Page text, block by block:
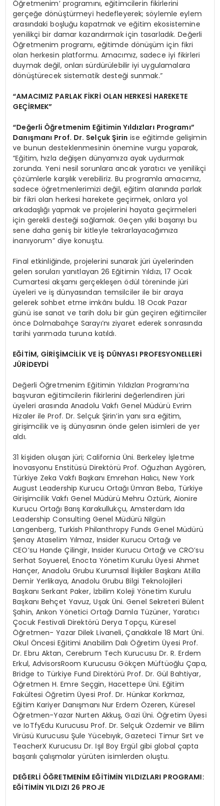
Öğretmenim’ programını, eğitimcilerin fikirlerini
gerçeğe dönüştürmeyi hedefleyerek; söylemle eylem
arasındaki boşluğu kapatmak ve eğitim ekosistemine
yenilikçi bir damar kazandırmak için tasarladık. Değerli
Öğretmenim programı, eğitimde dönüşüm için fikri
olan herkesin platformu. Amacımız, sadece iyi fikirleri
duymak değil, onları sürdürülebilir iyi uygulamalara
dönüştürecek sistematik desteği sunmak.”
“AMACIMIZ PARLAK FİKRİ OLAN HERKESİ HAREKETE
GEÇİRMEK”
“Değerli Öğretmenim Eğitimin Yıldızları Programı”
Danışmanı Prof. Dr. Selçuk Şirin ise eğitimde gelişimin
ve bunun desteklenmesinin önemine vurgu yaparak,
“Eğitim, hızla değişen dünyamıza ayak uydurmak
zorunda. Yeni nesil sorunlara ancak yaratıcı ve yenilikçi
çözümlerle karşılık verebiliriz. Bu programla amacımız,
sadece öğretmenlerimizi değil, eğitim alanında parlak
bir fikri olan herkesi harekete geçirmek, onlara yol
arkadaşlığı yapmak ve projelerini hayata geçirmeleri
için gerekli desteği sağlamak. Geçen yılki başarıyı bu
sene daha geniş bir kitleyle tekrarlayacağımıza
inanıyorum” diye konuştu.
Final etkinliğinde, projelerini sunarak jüri üyelerinden
gelen soruları yanıtlayan 26 Eğitimin Yıldızı, 17 Ocak
Cumartesi akşamı gerçekleşen ödül töreninde jüri
üyeleri ve iş dünyasından temsilciler ile bir araya
gelerek sohbet etme imkânı buldu. 18 Ocak Pazar
günü ise sanat ve tarih dolu bir gün geçiren eğitimciler
önce Dolmabahçe Sarayı’nı ziyaret ederek sonrasında
tarihi yarımada turuna katıldı.
EĞİTİM, GİRİŞİMCİLİK VE İŞ DÜNYASI PROFESYONELLERİ
JÜRİDEYDİ
Değerli Öğretmenim Eğitimin Yıldızları Programı’na
başvuran eğitimcilerin fikirlerini değerlendiren jüri
üyeleri arasında Anadolu Vakfı Genel Müdürü Evrim
Hizaler ile Prof. Dr. Selçuk Şirin’in yanı sıra eğitim,
girişimcilik ve iş dünyasının önde gelen isimleri de yer
aldı.
31 kişiden oluşan jüri; California Üni. Berkeley İşletme
İnovasyonu Enstitüsü Direktörü Prof. Oğuzhan Aygören,
Türkiye Zeka Vakfı Başkanı Emrehan Halıcı, New York
August Leadership Kurucu Ortağı Ümran Beba, Türkiye
Girişimcilik Vakfı Genel Müdürü Mehru Öztürk, Aionire
Kurucu Ortağı Barış Karakullukçu, Amsterdam Ida
Leadership Consulting Genel Müdürü Nilgün
Langenberg, Turkish Philanthropy Funds Genel Müdürü
Şenay Ataselim Yılmaz, Insider Kurucu Ortağı ve
CEO’su Hande Çilingir, Insider Kurucu Ortağı ve CRO’su
Serhat Soyuerel, Enocta Yönetim Kurulu Üyesi Ahmet
Hançer, Anadolu Grubu Kurumsal İlişkiler Başkanı Atilla
Demir Yerlikaya, Anadolu Grubu Bilgi Teknolojileri
Başkanı Serkant Paker, İzbilim Koleji Yönetim Kurulu
Başkanı Behçet Yavuz, Uşak Üni. Genel Sekreteri Bülent
Şahin, Ankon Yönetici Ortağı Damla Tüzüner, Yaratıcı
Çocuk Festivali Direktörü Derya Topçu, Küresel
Öğretmen- Yazar Dilek Livaneli, Çanakkale 18 Mart Üni.
Okul Öncesi Eğitimi Anabilim Dalı Öğretim Üyesi Prof.
Dr. Ebru Aktan, Cerebrum Tech Kurucusu Dr. R. Erdem
Erkul, AdvisorsRoom Kurucusu Gökçen Müftüoğlu Çapa,
Bridge to Türkiye Fund Direktörü Prof. Dr. Gül Bahtiyar,
Öğretmen H. Emre Seçgin, Hacettepe Üni. Eğitim
Fakültesi Öğretim Üyesi Prof. Dr. Hünkar Korkmaz,
Eğitim Kariyer Danışmanı Nur Erdem Özeren, Küresel
Öğretmen-Yazar Nurten Akkuş, Gazi Üni. Öğretim Üyesi
ve IoTfyEdu Kurucusu Prof. Dr. Selçuk Özdemir ve Bilim
Virüsü Kurucusu Şule Yücebıyık, Gazeteci Timur Sırt ve
TeacherX Kurucusu Dr. Işıl Boy Ergül gibi global çapta
başarılı çalışmalar yürüten isimlerden oluştu.
DEĞERLİ ÖĞRETMENİM EĞİTİMİN YILDIZLARI PROGRAMI:
EĞİTİMİN YILDIZI 26 PROJE